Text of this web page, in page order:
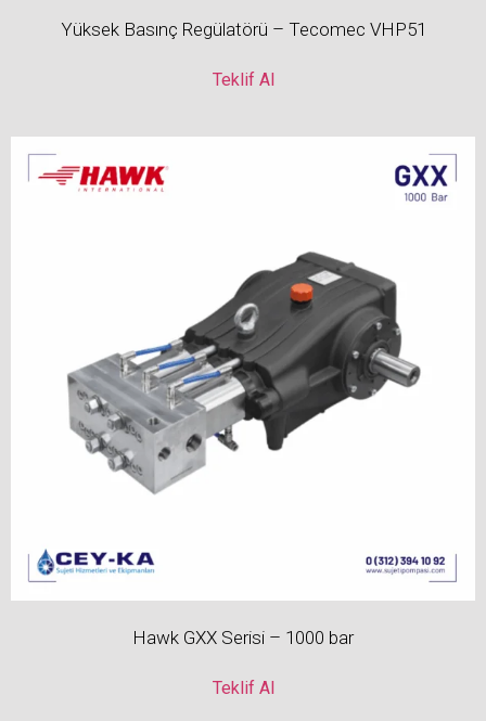
Yüksek Basınç Regülatörü – Tecomec VHP51
Teklif Al
Hawk GXX Serisi – 1000 bar
Teklif Al